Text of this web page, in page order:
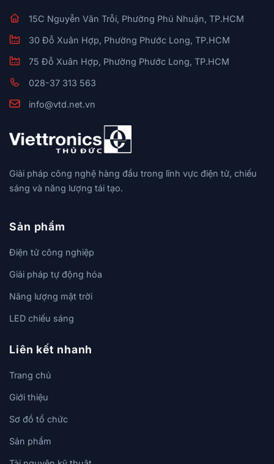
15C Nguyễn Văn Trỗi, Phường Phú Nhuận, TP.HCM
30 Đỗ Xuân Hợp, Phường Phước Long, TP.HCM
75 Đỗ Xuân Hợp, Phường Phước Long, TP.HCM
028-37 313 563
info@vtd.net.vn
Giải pháp công nghệ hàng đầu trong lĩnh vực điện tử, chiếu
sáng và năng lượng tái tạo.
Sản phẩm
Điện tử công nghiệp
Giải pháp tự động hóa
Năng lượng mặt trời
LED chiếu sáng
Liên kết nhanh
Trang chủ
Giới thiệu
Sơ đồ tổ chức
Sản phẩm